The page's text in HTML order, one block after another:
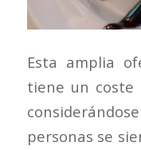
Esta amplia
tiene un coste
personas se